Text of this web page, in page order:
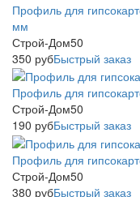
Профиль для
мм
Строй-Дом50
350 рубБыстрый заказ
Профиль для
Строй-Дом50
190 рубБыстрый заказ
Профиль для
Строй-Дом50
380 рубБыстрый заказ